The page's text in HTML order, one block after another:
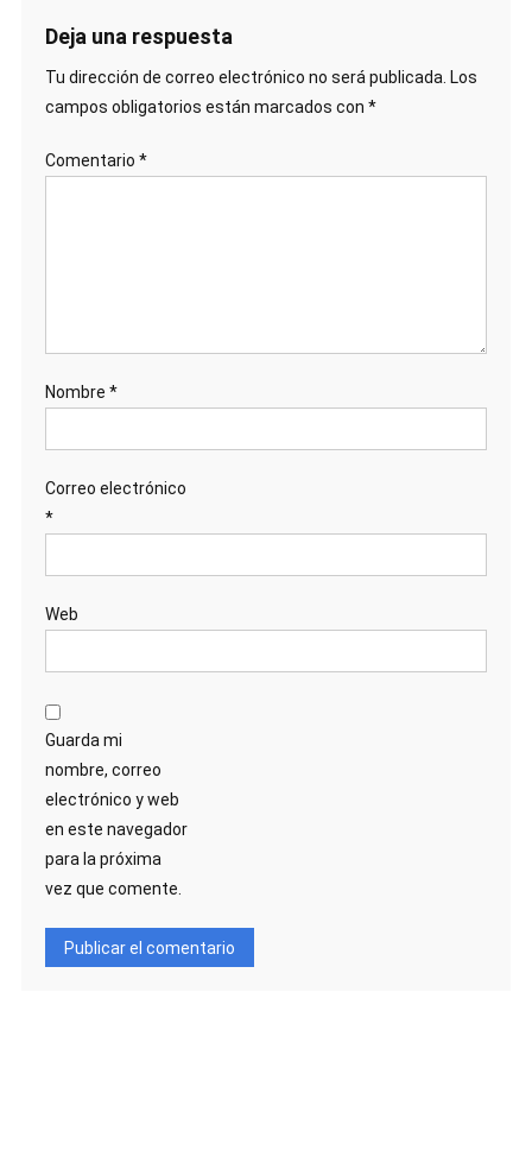
Deja una respuesta
Tu dirección de correo electrónico no será publicada. Los
campos obligatorios están marcados con *
Comentario *
Nombre *
Correo electrónico
*
Web
Guarda mi
nombre, correo
electrónico y web
en este navegador
para la próxima
vez que comente.